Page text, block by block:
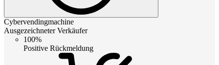
Cybervendingmachine
Ausgezeichneter Verkäufer
100%
Positive Rückmeldung